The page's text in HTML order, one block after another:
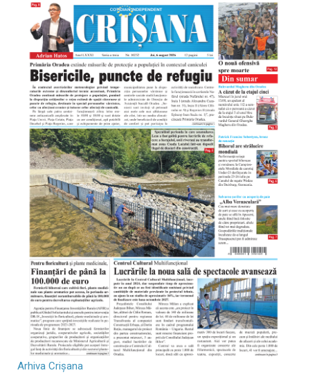
Arhiva Crișana